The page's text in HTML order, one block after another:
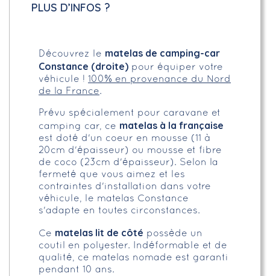
PLUS D’INFOS ?
Découvrez le matelas de camping-car
Constance (droite) pour équiper votre
véhicule !
100% en provenance du Nord
de la France.
Prévu spécialement pour caravane et
camping car, ce matelas à la française
est doté d'un coeur en mousse (11 à
20cm d'épaisseur) ou mousse et fibre
de coco (23cm d'épaisseur). Selon la
fermeté que vous aimez et les
contraintes d'installation dans votre
véhicule, le matelas Constance
s'adapte en toutes circonstances.
Ce matelas lit de côté possède un
coutil en polyester. Indéformable et de
qualité, ce matelas nomade est garanti
pendant 10 ans.